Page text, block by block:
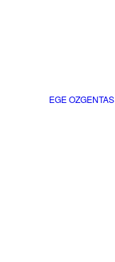
EGE OZGENTAS